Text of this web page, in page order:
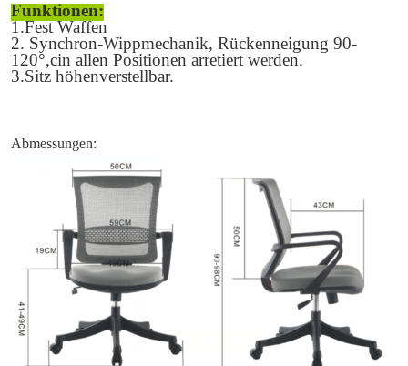
Funktionen:
1.FestWaffen
2. Synchron-Wippmechanik, Rückenneigung 90-
120°,cin allen Positionen arretiert werden.
3.Sitz höhenverstellbar.
Abmessungen: